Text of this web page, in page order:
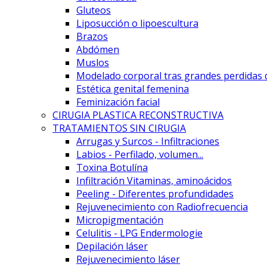
Gluteos
Liposucción o lipoescultura
Brazos
Abdómen
Muslos
Modelado corporal tras grandes perdidas
Estética genital femenina
Feminización facial
CIRUGIA PLASTICA RECONSTRUCTIVA
TRATAMIENTOS SIN CIRUGIA
Arrugas y Surcos - Infiltraciones
Labios - Perfilado, volumen...
Toxina Botulína
Infiltración Vitaminas, aminoácidos
Peeling - Diferentes profundidades
Rejuvenecimiento con Radiofrecuencia
Micropigmentación
Celulitis - LPG Endermologie
Depilación láser
Rejuvenecimiento láser